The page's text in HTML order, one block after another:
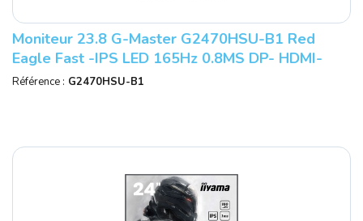
Moniteur 23.8 G-Master G2470HSU-B1 Red
Eagle Fast -IPS LED 165Hz 0.8MS DP- HDMI-
2USB - HPs - FreeSync. Tuner Noir - IIY
Référence : G2470HSU-B1